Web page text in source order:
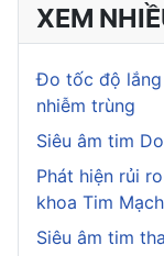
XEM
Đo tốc độ lắng
nhiễm trùng
Siêu âm tim
Phát hiện rủi
khoa Tim Mạch
Siêu âm tim